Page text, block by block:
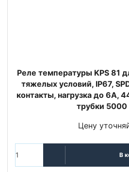
Реле температуры KPS 81
тяжелых условий, IP67,
контакты, нагрузка до 6А,
трубки
Цену
В